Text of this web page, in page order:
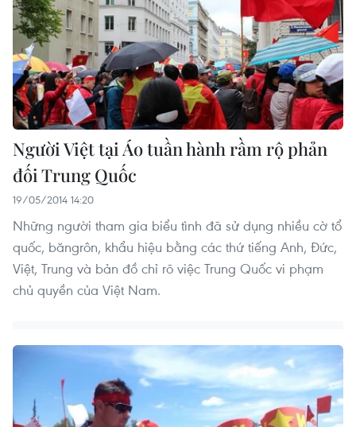
Người Việt tại Áo tuần hành rầm rộ phản
đối Trung Quốc
19/05/2014 14:20
Những người tham gia biểu tình đã sử dụng nhiều cờ tổ
quốc, băngrôn, khẩu hiệu bằng các thứ tiếng Anh, Đức,
Việt, Trung và bản đồ chỉ rõ việc Trung Quốc vi phạm
chủ quyền của Việt Nam.